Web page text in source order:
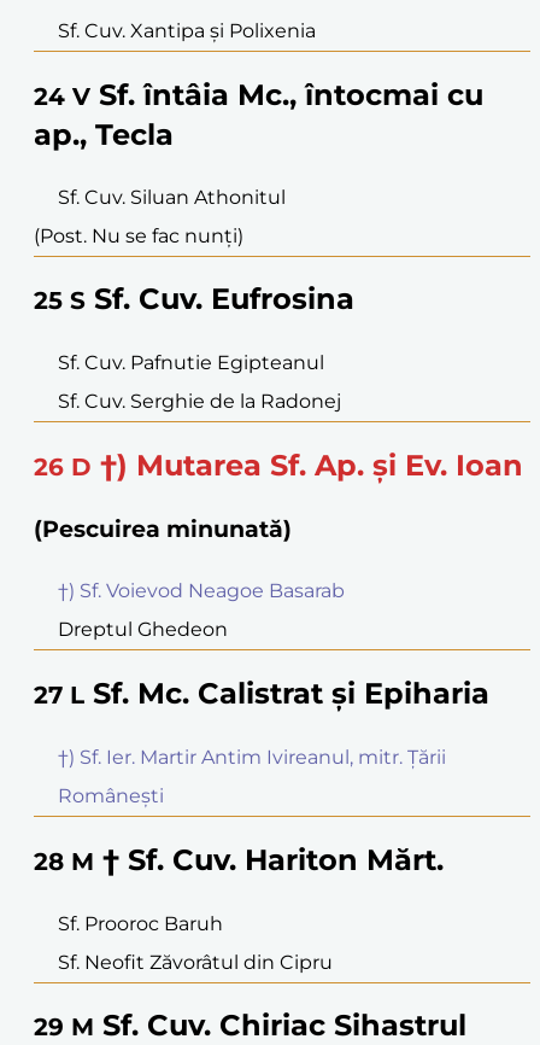
Sf. Cuv. Xantipa și Polixenia
24 V Sf. întâia Mc., întocmai cu
ap., Tecla
Sf. Cuv. Siluan Athonitul
(Post. Nu se fac nunți)
25 S Sf. Cuv. Eufrosina
Sf. Cuv. Pafnutie Egipteanul
Sf. Cuv. Serghie de la Radonej
26 D †) Mutarea Sf. Ap. și Ev. Ioan
(Pescuirea minunată)
†) Sf. Voievod Neagoe Basarab
Dreptul Ghedeon
27 L Sf. Mc. Calistrat și Epiharia
†) Sf. Ier. Martir Antim Ivireanul, mitr. Țării
Românești
28 M † Sf. Cuv. Hariton Mărt.
Sf. Prooroc Baruh
Sf. Neofit Zăvorâtul din Cipru
29 M Sf. Cuv. Chiriac Sihastrul